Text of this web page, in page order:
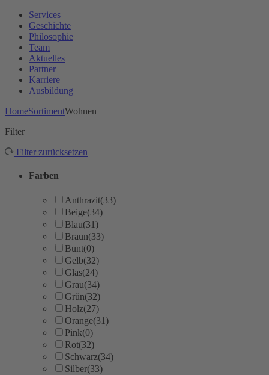
Services
Geschichte
Philosophie
Team
Aktuelles
Partner
Karriere
Ausbildung
HomeSortimentWohnen
Filter
Filter zurücksetzen
Farben
Anthrazit(33)
Beige(34)
Blau(31)
Braun(33)
Bunt(0)
Gelb(32)
Glas(24)
Grau(34)
Grün(32)
Holz(27)
Orange(31)
Pink(0)
Rot(32)
Schwarz(34)
Silber(33)